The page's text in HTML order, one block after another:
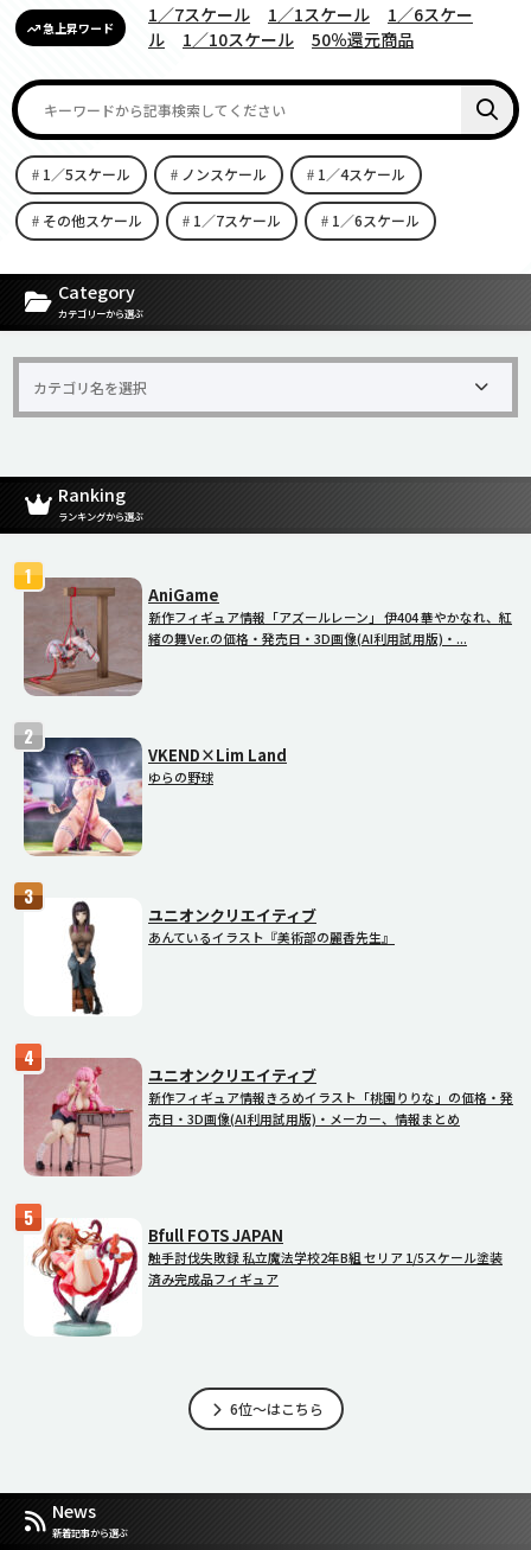
急上昇ワード
1／7スケール 1／1スケール
1／6スケー
ル
1／10スケール 50％還元商品
1／5スケール ノンスケール 1／4スケール
その他スケール 1／7スケール 1／6スケール
[carousel-horizontal-posts-content-slider id=9342]
Category
カテゴリーから選ぶ
Ranking
ランキングから選ぶ
AniGame
新作フィギュア情報「アズールレーン」 伊404 華やかなれ、紅
緒の舞Ver.の価格・発売日・3D画像(AI利用試用版)・...
VKEND×Lim Land
ゆらの野球
ユニオンクリエイティブ
あんているイラスト『美術部の麗香先生』
ユニオンクリエイティブ
新作フィギュア情報きろめイラスト「桃園りりな」の価格・発
売日・3D画像(AI利用試用版)・メーカー、情報まとめ
Bfull FOTS JAPAN
触手討伐失敗録 私立魔法学校2年B組 セリア 1/5スケール塗装
済み完成品フィギュア
6位～はこちら
News
新着記事から選ぶ